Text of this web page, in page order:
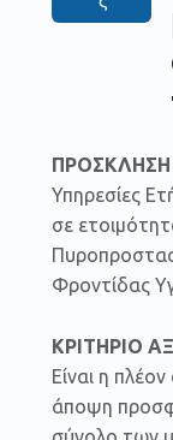
Υπηρεσίες
σε
Φροντίδας
ΚΡΙΤΗΡΙΟ
Είναι η
άποψη